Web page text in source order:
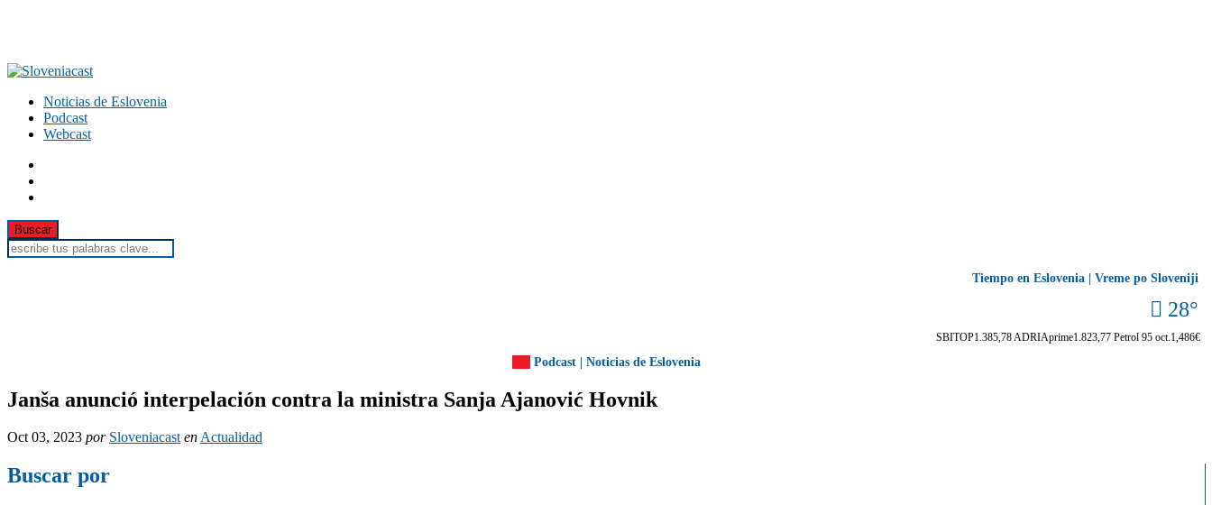
Noticias de Eslovenia
Podcast
Webcast
Tiempo en Eslovenia | Vreme po Sloveniji
28°
SBITOP1.385,78 ADRIAprime1.823,77 Petrol 95 oct. 1,486€
Podcast | Noticias de Eslovenia
Janša anunció interpelación contra la ministra Sanja Ajanović Hovnik
Oct 03, 2023 por Sloveniacast enActualidad
Buscar por